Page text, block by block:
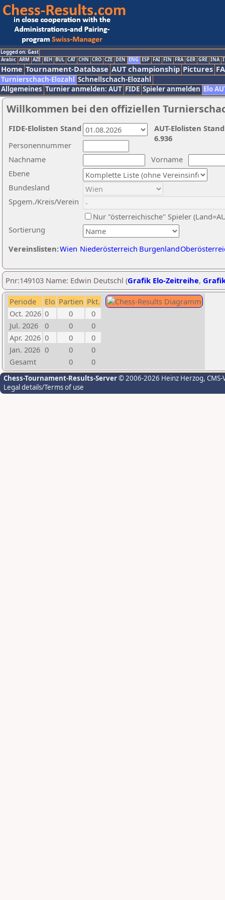
Logged on: Gast
Arabic ARM AZE BIH BUL CAT CHN CRO CZE DEN ENG ESP FAI FIN FRA GER GRE INA
Home Tournament-Database AUT championship Pictures
Turnierschach-Elozahl Schnellschach-Elozahl
Allgemeines Turnier anmelden: AUT FIDE Spieler anmelden Elo
Willkommen bei den offiziellen
Nachname
Vorname
Ebene
Sortierung
Personennummer
Bundesland
Spgem./Kreis/Verein
Nur "österreichische" Spieler
Vereinslisten:Wien Niederösterreich Burgenland
AUT-Elolisten
6.936
FIDE-Elolisten Stand
Pnr:149103 Name: Edwin Deutschl (Grafik Elo-Zeitreihe,
Periode Elo Partien Pkt.
Oct. 2026 0 0
0
Jul. 2026
0 0
0
Apr. 2026 0 0
0
Jan. 2026 0 0
0
Gesamt
0 0
Chess-Tournament-Results-Server© 2006-2026 Heinz Herzog,
Legal details/Terms of use